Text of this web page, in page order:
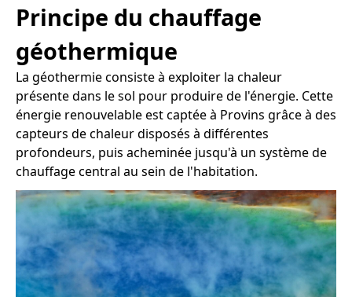
Principe du chauffage
géothermique
La géothermie consiste à exploiter la chaleur
présente dans le sol pour produire de l'énergie. Cette
énergie renouvelable est captée à Provins grâce à des
capteurs de chaleur disposés à différentes
profondeurs, puis acheminée jusqu'à un système de
chauffage central au sein de l'habitation.